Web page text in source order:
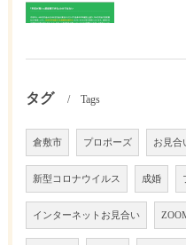
タグ Tags
倉敷市 プロポーズ お見合
新型コロナウイルス 成婚
インターネットお見合い